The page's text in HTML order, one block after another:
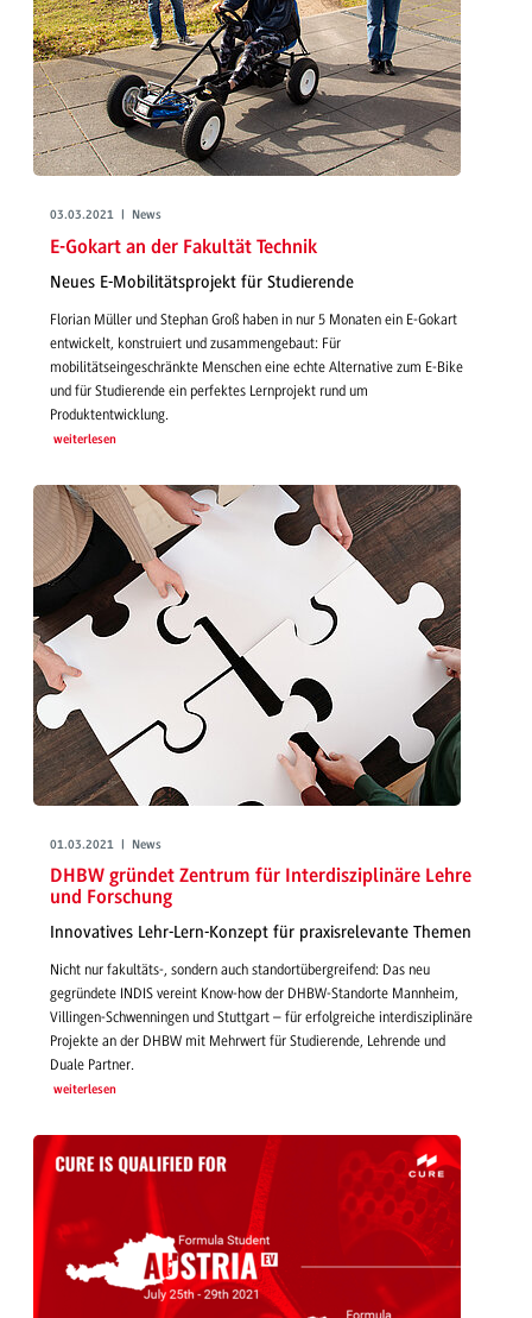
03.03.2021 | News
E-Gokart an der Fakultät Technik
Neues E-Mobilitätsprojekt für Studierende
Florian Müller und Stephan Groß haben in nur 5 Monaten ein E-Gokart
entwickelt, konstruiert und zusammengebaut: Für
mobilitätseingeschränkte Menschen eine echte Alternative zum E-Bike
und für Studierende ein perfektes Lernprojekt rund um
Produktentwicklung.
weiterlesen
01.03.2021 | News
DHBW gründet Zentrum für Interdisziplinäre Lehre
und Forschung
Innovatives Lehr-Lern-Konzept für praxisrelevante Themen
Nicht nur fakultäts-, sondern auch standortübergreifend: Das neu
gegründete INDIS vereint Know-how der DHBW-Standorte Mannheim,
Villingen-Schwenningen und Stuttgart – für erfolgreiche interdisziplinäre
Projekte an der DHBW mit Mehrwert für Studierende, Lehrende und
Duale Partner.
weiterlesen